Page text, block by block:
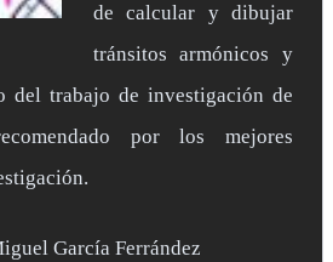
de calcular y dibujar
tránsitos armónicos y
del trabajo de investigación de
por los mejores
García Ferrández